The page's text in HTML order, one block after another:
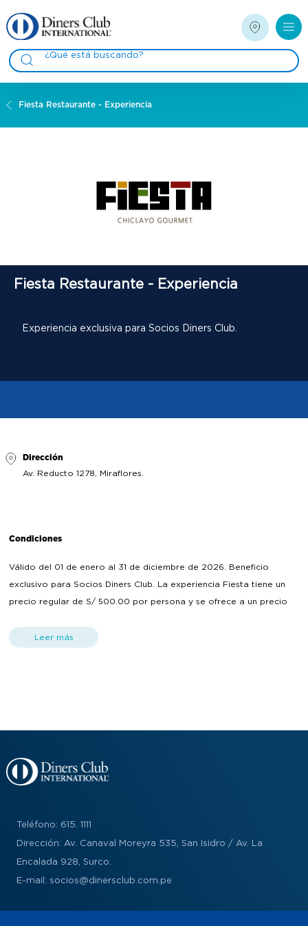
Fiesta Restaurante - Experiencia
Fiesta Restaurante - Experiencia
Experiencia exclusiva para Socios Diners Club.
Dirección
Av. Reducto 1278, Miraflores.
Condiciones
Válido del 01 de enero al 31 de diciembre de 2026. Beneficio
exclusivo para Socios Diners Club. La experiencia Fiesta tiene un
precio regular de S/ 500.00 por persona y se ofrece a un precio
pagando con tarjetas Diners Club. Válido únicamente para
de los productos y/o servicios ofrecidos por el establecimiento.
Local participante: Av. Reducto 1278, Miraflores.
Leer más
Teléfono: 615. 1111
Dirección: Av. Canaval Moreyra 535, San Isidro / Av. La
Encalada 928, Surco.
E-mail: socios@dinersclub.com.pe